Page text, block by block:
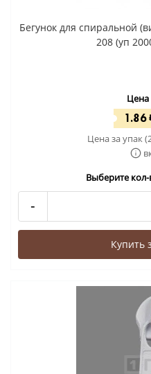
Бегунок для спиральной
208 (уп
1.86
Цена за упак
Выберите
-
Купить